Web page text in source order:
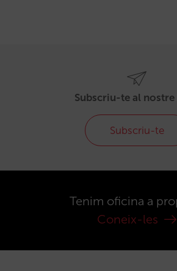
Subscriu-te al
Subscriu-te
Tenim oficina a
Coneix-les